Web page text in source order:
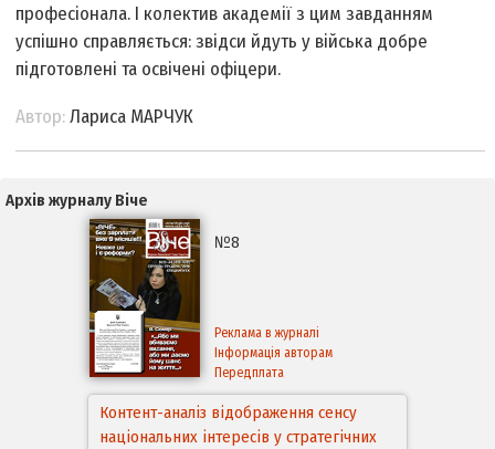
професіонала. І колектив академії з цим завданням
успішно справляється: звідси йдуть у війська добре
підготовлені та освічені офіцери.
Автор:Лариса МАРЧУК
Архів журналу Віче
№8
Реклама в журналі
Інформація авторам
Передплата
Контент-аналіз відображення сенсу
національних інтересів у стратегічних